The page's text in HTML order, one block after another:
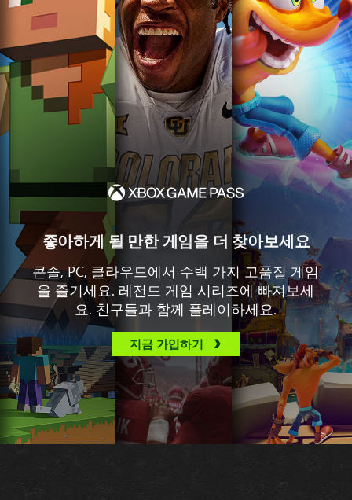
좋아하게 될 만한 게임을 더 찾아보세요
콘솔, PC, 클라우드에서 수백 가지 고품질 게임
을 즐기세요. 레전드 게임 시리즈에 빠져보세
요. 친구들과 함께 플레이하세요.
지금 가입하기